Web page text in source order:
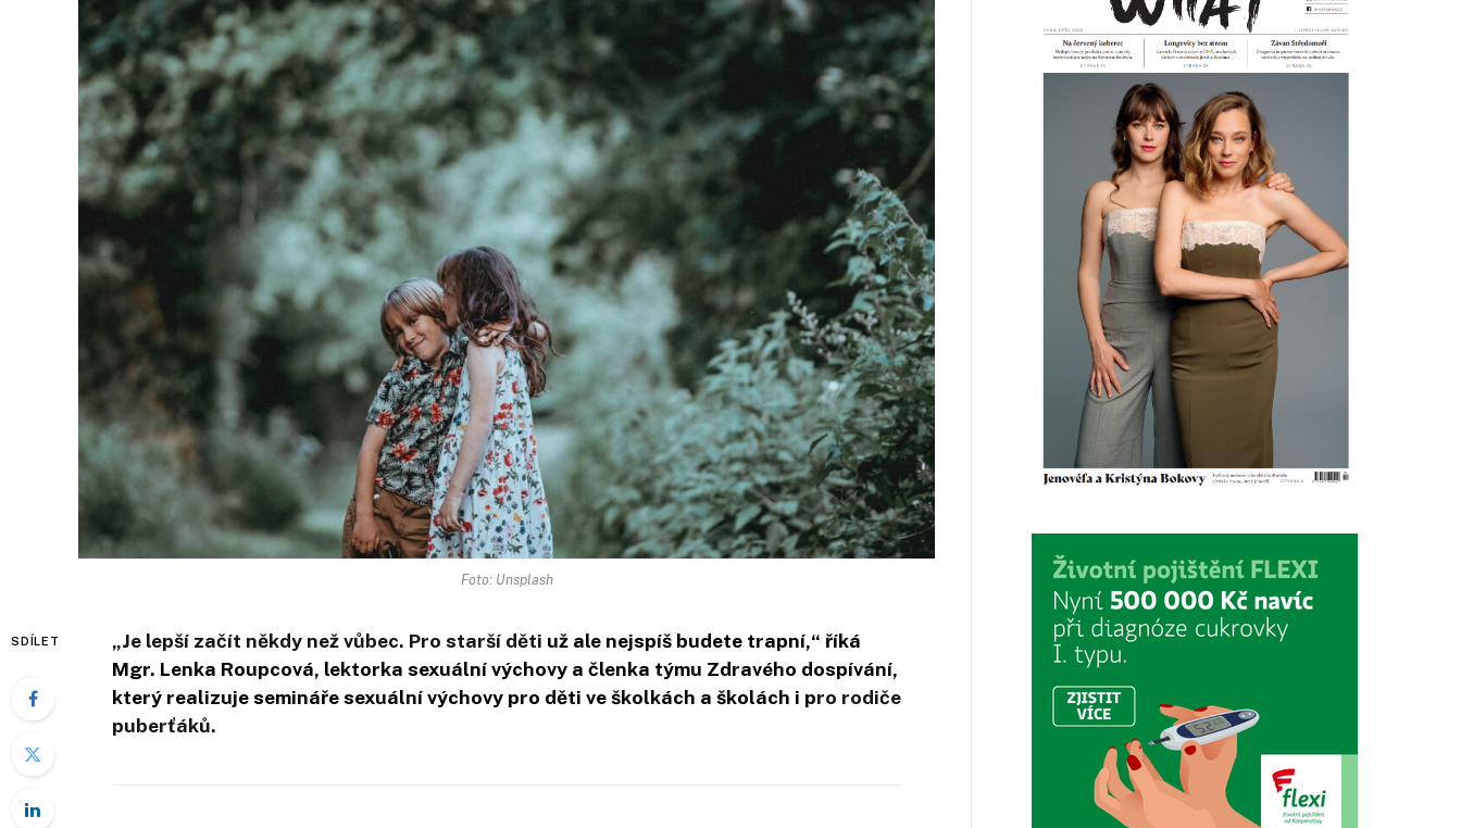
Foto: Unsplash
SDÍLET „Je lepší začít někdy než vůbec. Pro starší děti už ale nejspíš budete trapní,“ říká
Mgr. Lenka Roupcová, lektorka sexuální výchovy a členka týmu Zdravého dospívání,
který realizuje semináře sexuální výchovy pro děti ve školkách a školách i pro rodiče
puberťáků.